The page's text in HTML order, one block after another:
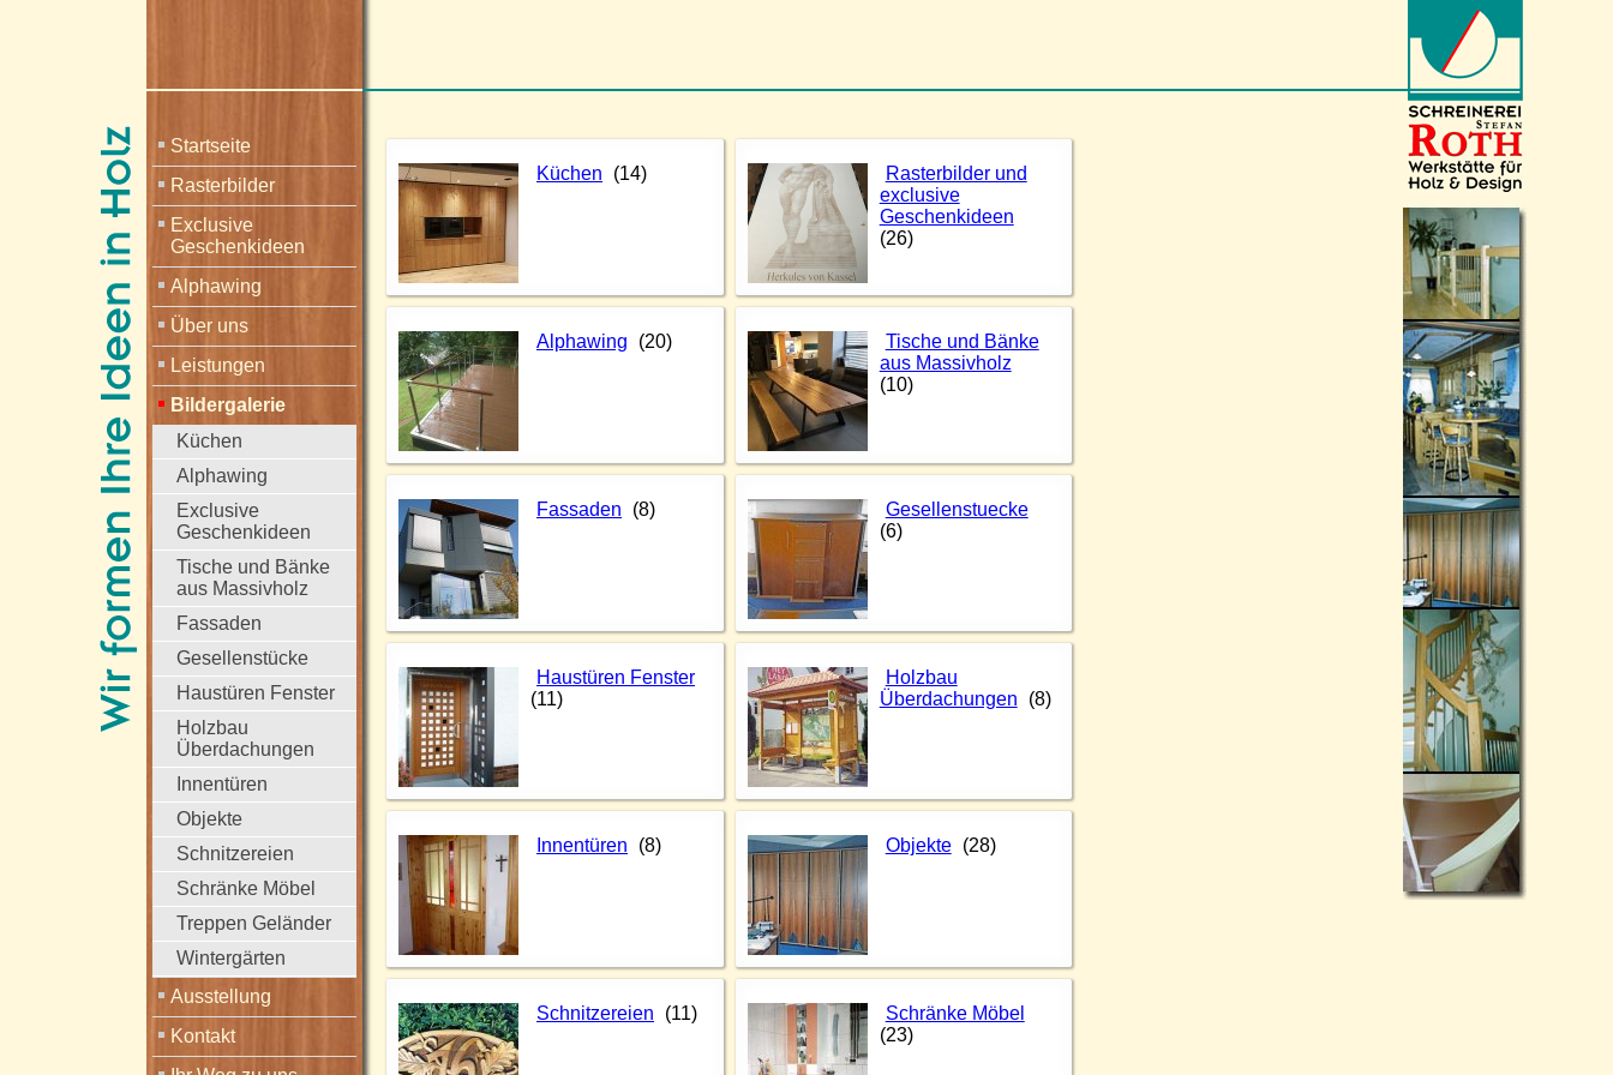
Startseite
Rasterbilder
Exclusive
Geschenkideen
Alphawing
Über uns
Leistungen
Bildergalerie
Küchen
Alphawing
Exclusive
Geschenkideen
Tische und Bänke
aus Massivholz
Fassaden
Gesellenstücke
Haustüren Fenster
Holzbau
Überdachungen
Innentüren
Objekte
Schnitzereien
Schränke Möbel
Treppen Geländer
Wintergärten
Ausstellung
Kontakt
Küchen (14)
Rasterbilder und
exclusive
Geschenkideen
(26)
Alphawing (20)
Tische und Bänke
aus Massivholz
(10)
Fassaden (8)
Gesellenstuecke
(6)
Haustüren Fenster
(11)
Holzbau
Überdachungen
(8)
Innentüren (8) Objekte (28)
Schnitzereien (11)
Schränke Möbel
(23)